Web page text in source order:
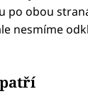
po obou
nesmíme